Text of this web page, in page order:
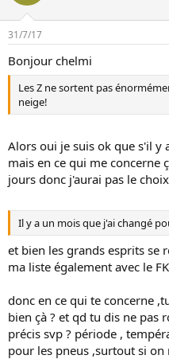
31/7/17
Bonjour chelmi
Les Z ne sortent pas
neige!
Alors oui je suis ok que s'il y
mais en ce qui me concerne
jours donc j'aurai pas le
Il y a un mois que j'ai changé
et bien les grands esprits se
ma liste également avec le
donc en ce qui te concerne
bien çà ? et qd tu dis ne pas
précis svp ? période ,
pour les pneus ,surtout si on